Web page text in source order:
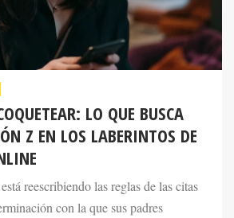
LO QUE BUSCA
Z EN LOS LABERINTOS DE
reescribiendo las reglas de las citas
con la que sus padres
día las reglas del matrimonio.